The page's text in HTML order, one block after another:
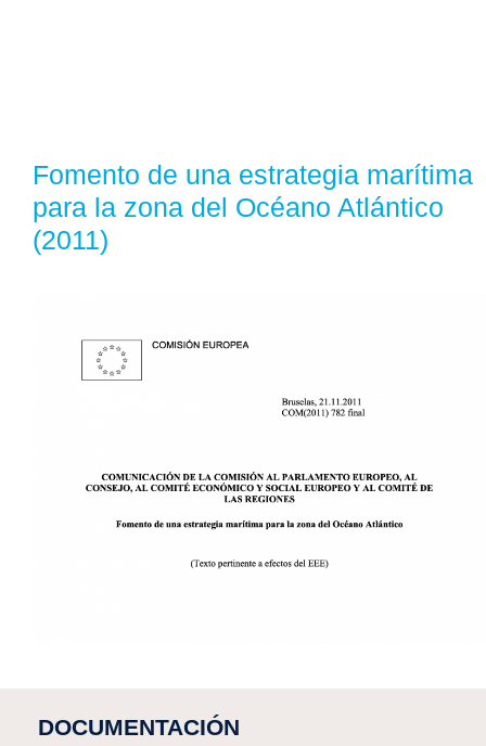
Fomento de una estrategia marítima
para la zona del Océano Atlántico
(2011)
DOCUMENTACIÓN